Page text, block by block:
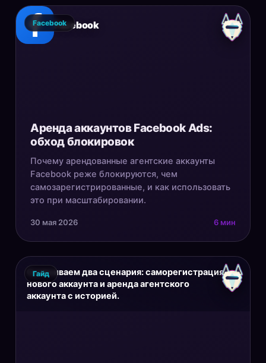
Facebook
Facebook
Аренда аккаунтов Facebook Ads:
обход блокировок
Почему арендованные агентские аккаунты
Facebook реже блокируются, чем
самозарегистрированные, и как использовать
это при масштабировании.
30 мая 2026 6 мин
Сравниваем два сценария: саморегистрация
нового аккаунта и аренда агентского
аккаунта с историей.
Гайд